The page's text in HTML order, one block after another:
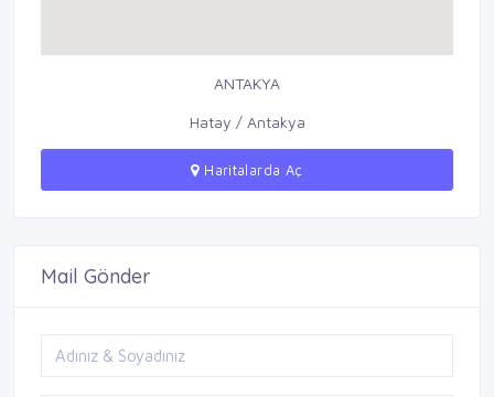
ANTAKYA
Hatay / Antakya
Haritalarda Aç
Mail Gönder